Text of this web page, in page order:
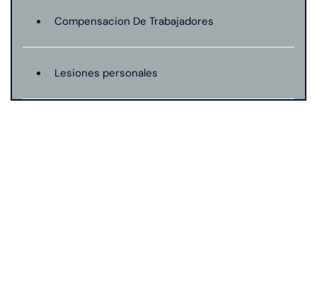
Compensacion De Trabajadores
Lesiones personales